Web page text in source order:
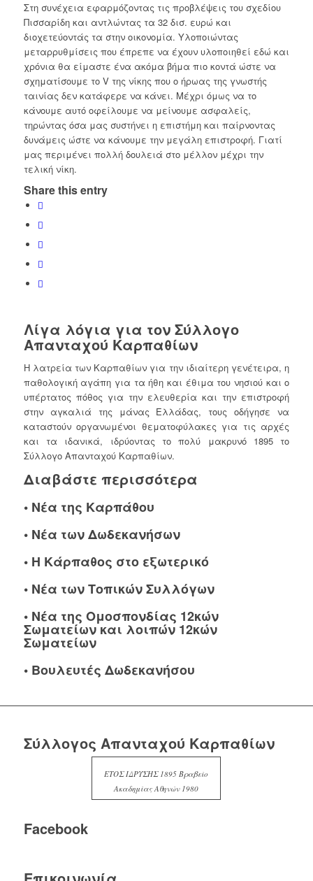
Στη συνέχεια εφαρμόζοντας τις προβλέψεις του σχεδίου
Πισσαρίδη και αντλώντας τα 32 δισ. ευρώ και
διοχετεύοντάς τα στην οικονομία. Υλοποιώντας
μεταρρυθμίσεις που έπρεπε να έχουν υλοποιηθεί εδώ και
χρόνια θα είμαστε ένα ακόμα βήμα πιο κοντά ώστε να
σχηματίσουμε το V της νίκης που ο ήρωας της γνωστής
ταινίας δεν κατάφερε να κάνει. Μέχρι όμως να το
κάνουμε αυτό οφείλουμε να μείνουμε ασφαλείς,
τηρώντας όσα μας συστήνει η επιστήμη και παίρνοντας
δυνάμεις ώστε να κάνουμε την μεγάλη επιστροφή. Γιατί
μας περιμένει πολλή δουλειά στο μέλλον μέχρι την
τελική νίκη.
Share this entry
Λίγα λόγια για τον Σύλλογο
Απανταχού Καρπαθίων
Η λατρεία των Καρπαθίων για την ιδιαίτερη γενέτειρα, η
παθολογική αγάπη για τα ήθη και έθιμα του νησιού και ο
υπέρτατος πόθος για την ελευθερία και την επιστροφή
στην αγκαλιά της μάνας Ελλάδας, τους οδήγησε να
καταστούν οργανωμένοι θεματοφύλακες για τις αρχές
και τα ιδανικά, ιδρύοντας το πολύ μακρυνό 1895 το
Σύλλογο Απανταχού Καρπαθίων.
Διαβάστε περισσότερα
• Νέα της Καρπάθου
• Νέα των Δωδεκανήσων
• Η Κάρπαθος στο εξωτερικό
• Νέα των Τοπικών Συλλόγων
• Νέα της Ομοσπονδίας 12κών
Σωματείων και λοιπών 12κών
Σωματείων
• Βουλευτές Δωδεκανήσου
Σύλλογος Απανταχού Καρπαθίων
ΕΤΟΣ ΙΔΡΥΣΗΣ 1895 Βραβείο
Ακαδημίας Αθηνών 1980
Facebook